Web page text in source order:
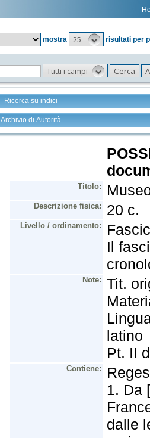
mostra
25 risultati per
Tutti i campi
Ricerca su indici
Archivio di Autorità